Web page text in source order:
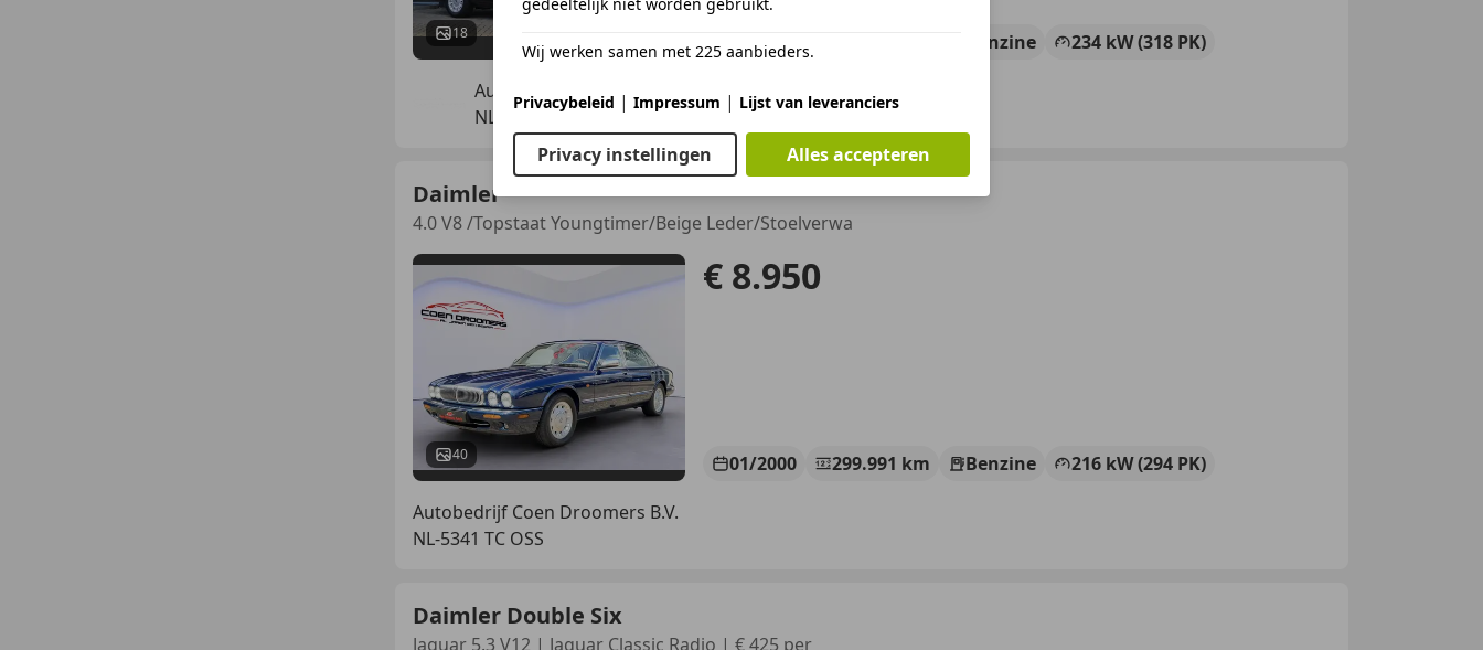
18 01/1996 Benzine
234 kW (318 PK)
Autobedrijf H. Dunnewind B.V.
NL-7731 HL OMMEN
Daimler
4.0 V8 /Topstaat Youngtimer/Beige Leder/Stoelverwa
40
€ 8.950
01/2000 299.991 km Benzine
216 kW (294 PK)
Autobedrijf Coen Droomers B.V.
NL-5341 TC OSS
Daimler Double Six
Jaguar 5.3 V12 | Jaguar Classic Radio | € 425 per
Wij werken samen met 225 aanbieders.
Privacybeleid | Impressum | Lijst van leveranciers
Privacy instellingen Alles accepteren